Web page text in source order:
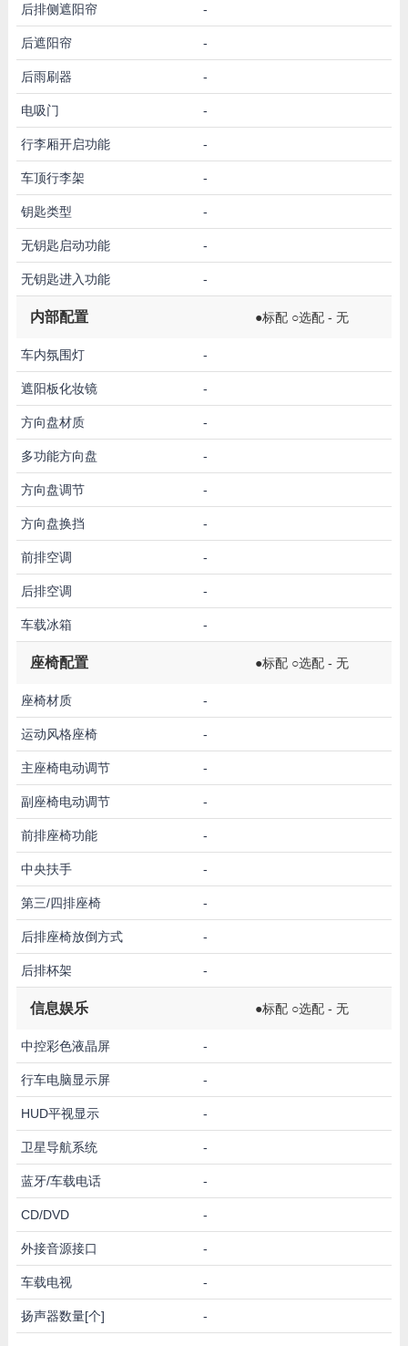
后排侧遮阳帘 -
后遮阳帘 -
后雨刷器 -
电吸门 -
行李厢开启功能 -
车顶行李架 -
钥匙类型 -
无钥匙启动功能 -
无钥匙进入功能 -
内部配置 ●标配 ○选配 - 无
车内氛围灯 -
遮阳板化妆镜 -
方向盘材质 -
多功能方向盘 -
方向盘调节 -
方向盘换挡 -
前排空调 -
后排空调 -
车载冰箱 -
座椅配置 ●标配 ○选配 - 无
座椅材质 -
运动风格座椅 -
主座椅电动调节 -
副座椅电动调节 -
前排座椅功能 -
中央扶手 -
第三/四排座椅 -
后排座椅放倒方式 -
后排杯架 -
信息娱乐 ●标配 ○选配 - 无
中控彩色液晶屏 -
行车电脑显示屏 -
HUD平视显示 -
卫星导航系统 -
蓝牙/车载电话 -
CD/DVD -
外接音源接口 -
车载电视 -
扬声器数量[个] -